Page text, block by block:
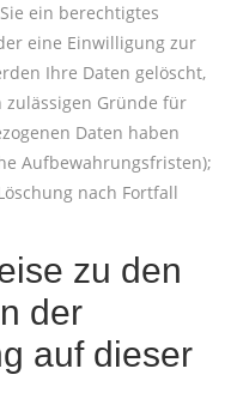
ein berechtigtes
eine Einwilligung zur
Ihre Daten gelöscht,
Gründe für
Daten haben
Aufbewahrungsfristen);
nach Fortfall
zu den
der
auf dieser